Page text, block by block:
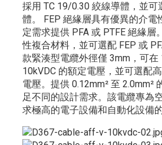
採用 TC 19/0.30 絞線導體，並可
體。 FEP 絕緣層具有優異的介電
定需求提供 PFA 或 PTFE 絕緣層
性複合材料，並可選配 FEP 或
款緊湊型電纜外徑僅 3mm，可在
10kVDC 的額定電壓，並可選配
電壓。提供 0.12mm² 至 2.0mm²
足不同的設計需求。該電纜專為
求極高的電子設備和自動化設備